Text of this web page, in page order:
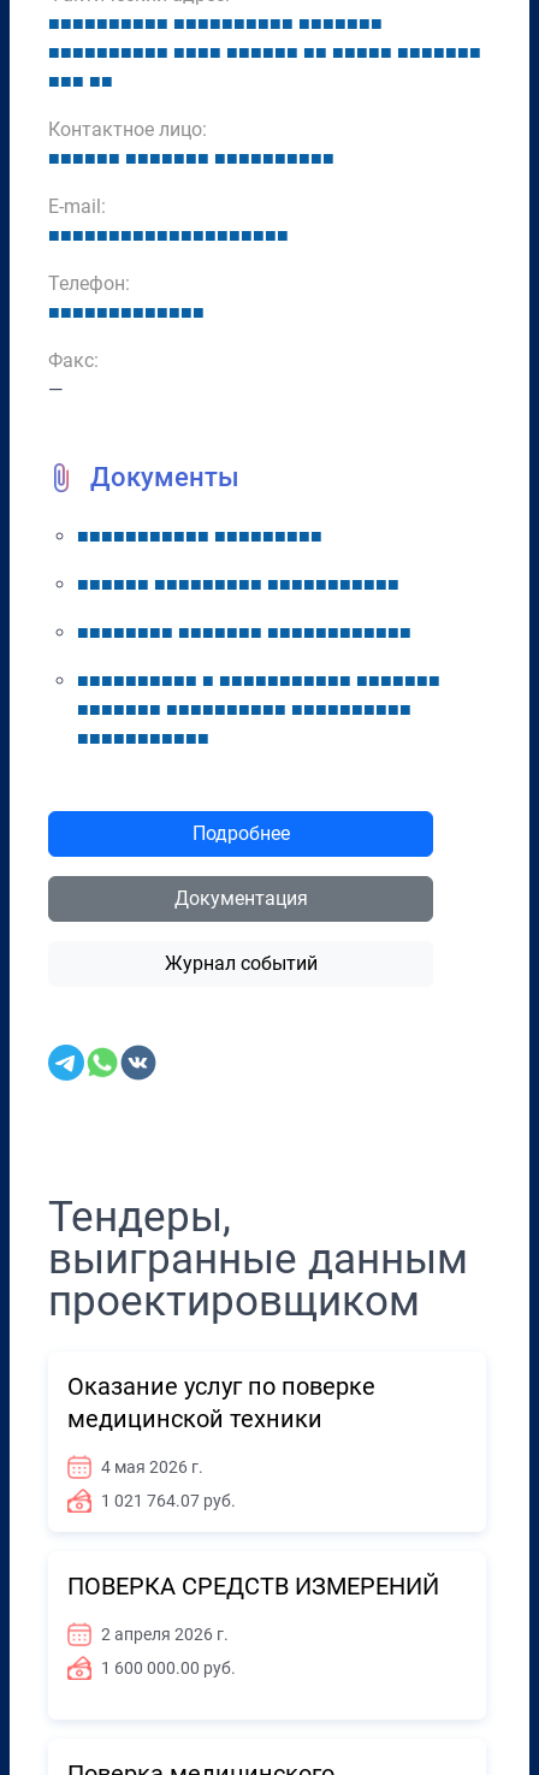
■■■■■■■■■■ ■■■■■■■■■■ ■■■■■■■
■■■■■■■■■■ ■■■■ ■■■■■■ ■■ ■■■■■ ■■■■■■■
■■■ ■■
Контактное лицо:
■■■■■■ ■■■■■■■ ■■■■■■■■■■
E-mail:
■■■■■■■■■■■■■■■■■■■■
Телефон:
■■■■■■■■■■■■■
Факс:
—
Документы
■■■■■■■■■■■ ■■■■■■■■■
■■■■■■ ■■■■■■■■■ ■■■■■■■■■■■
■■■■■■■■ ■■■■■■■ ■■■■■■■■■■■■
■■■■■■■■■■ ■ ■■■■■■■■■■■ ■■■■■■■
■■■■■■■ ■■■■■■■■■■ ■■■■■■■■■■
■■■■■■■■■■■
Подробнее
Документация
Журнал событий
Тендеры,
выигранные данным
проектировщиком
Оказание услуг по поверке
медицинской техники
4 мая 2026 г.
1 021 764.07 руб.
ПОВЕРКА СРЕДСТВ ИЗМЕРЕНИЙ
2 апреля 2026 г.
1 600 000.00 руб.